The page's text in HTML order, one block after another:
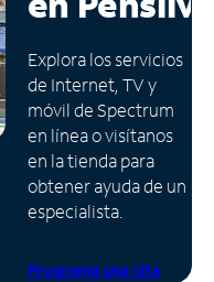
Explora los servicios
de Internet, TV y
móvil de Spectrum
en línea o visítanos
en la tienda para
obtener ayuda de un
especialista.
Programa una cita